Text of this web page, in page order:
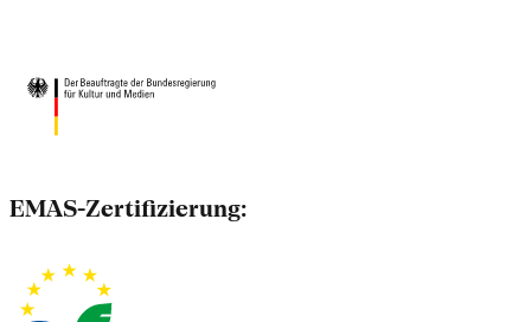
EMAS-Zertifizierung: